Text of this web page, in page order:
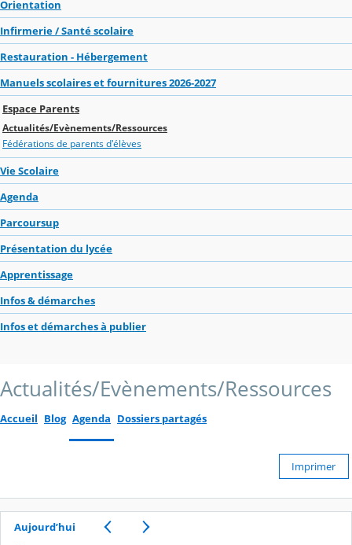
Orientation
Infirmerie / Santé scolaire
Restauration - Hébergement
Manuels scolaires et fournitures 2026-2027
Espace Parents
Actualités/Evènements/Ressources
Fédérations de parents d'élèves
Vie Scolaire
Agenda
Parcoursup
Présentation du lycée
Apprentissage
Infos & démarches
Infos et démarches à publier
Actualités/Evènements/Ressources
Accueil Blog Agenda Dossiers partagés
Imprimer
Aujourd’hui